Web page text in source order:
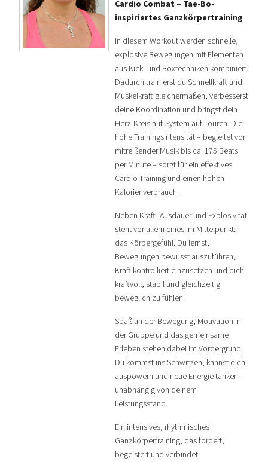
Cardio Combat – Tae-Bo-
inspiriertes Ganzkörpertraining
In diesem Workout werden schnelle,
explosive Bewegungen mit Elementen
aus Kick- und Boxtechniken kombiniert.
Dadurch trainierst du Schnellkraft und
Muskelkraft gleichermaßen, verbesserst
deine Koordination und bringst dein
Herz-Kreislauf-System auf Touren. Die
hohe Trainingsintensität – begleitet von
mitreißender Musik bis ca. 175 Beats
per Minute – sorgt für ein effektives
Cardio-Training und einen hohen
Kalorienverbrauch.
Neben Kraft, Ausdauer und Explosivität
steht vor allem eines im Mittelpunkt:
das Körpergefühl. Du lernst,
Bewegungen bewusst auszuführen,
Kraft kontrolliert einzusetzen und dich
kraftvoll, stabil und gleichzeitig
beweglich zu fühlen.
Spaß an der Bewegung, Motivation in
der Gruppe und das gemeinsame
Erleben stehen dabei im Vordergrund.
Du kommst ins Schwitzen, kannst dich
auspowern und neue Energie tanken –
unabhängig von deinem
Leistungsstand.
Ein intensives, rhythmisches
Ganzkörpertraining, das fordert,
begeistert und verbindet.